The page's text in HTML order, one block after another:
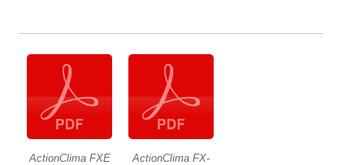
ActionClima FXE
ActionClima FX-